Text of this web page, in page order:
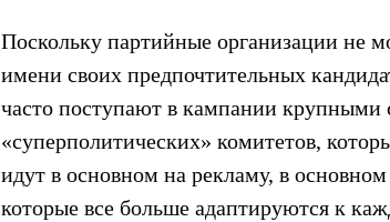
Поскольку партийные организации не
имени своих предпочтительных
часто поступают в кампании
«суперполитических» комитетов,
идут в основном на рекламу, в
которые все больше адаптируются к